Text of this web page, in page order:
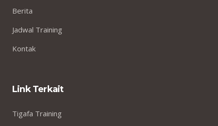
Berita
Jadwal Training
Kontak
Link Terkait
Tigafa Training